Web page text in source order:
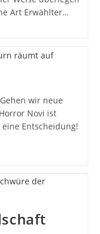
Art Erwählter…
wir neue
Novi ist
Entscheidung!